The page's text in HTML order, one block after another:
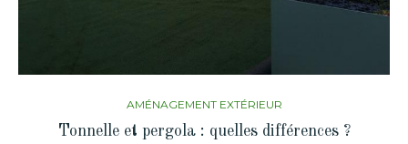
AMÉNAGEMENT EXTÉRIEUR
Tonnelle et pergola : quelles différences ?